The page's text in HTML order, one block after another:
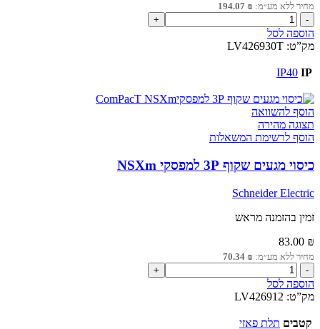
מחיר ללא מע״מ: 194.07 ₪
כמות
של
ידית
שחורה
התקנה
ישירה
למפסקי
NSXm
הוספה לסל
מק”ט: LV426930T
IP
IP40
הוסף להשוואה
תצוגה מהירה
הוסף לרשימת המשאלות
כיסוי מגעים שקוף 3P למפסקי NSXm
Schneider Electric
זמין בהזמנה מראש
83.00 ₪
מחיר ללא מע״מ: 70.34 ₪
כמות
של
כיסוי
שקוף
הוספה לסל
מק”ט: LV426912
קטבים תלת פאזי